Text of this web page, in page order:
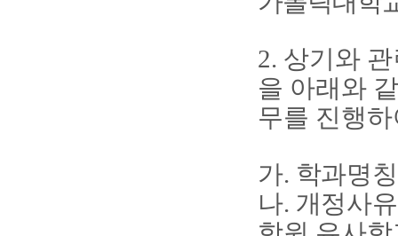
2. 상기와
을 아래와
무를 진행
가. 학과명
나. 개정사